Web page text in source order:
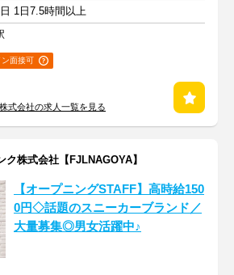
1日7.5時間以上
ン面接可
式会社の求人一覧を見る
ク株式会社【FJLNAGOYA】
【オープニングSTAFF】高時給150
0円◇話題のスニーカーブランド／
大量募集◎男女活躍中♪